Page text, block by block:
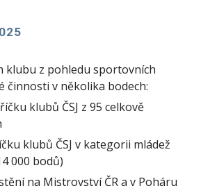
klubu z pohledu sportovních
činnosti v několika bodech:
klubů ČSJ z 95 celkově
klubů ČSJ v kategorii mládež
000 bodů)
na Mistrovství ČR a v Poháru